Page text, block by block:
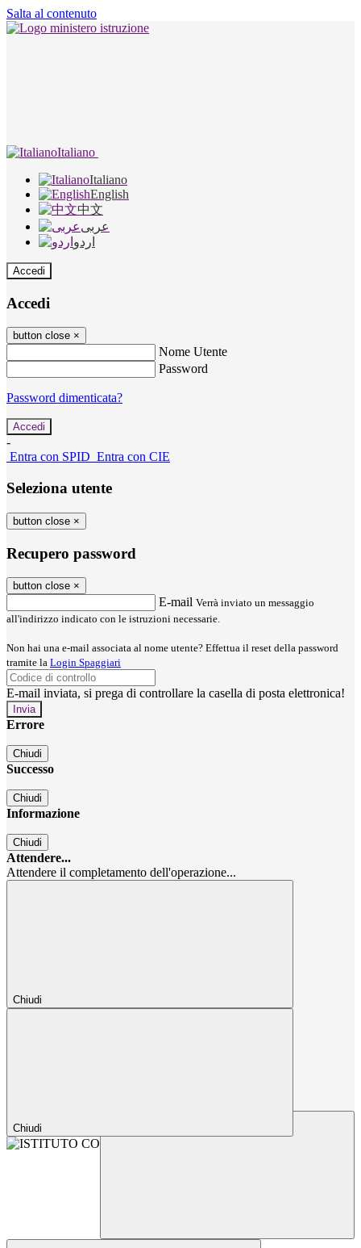
Salta al contenuto
Italiano
Italiano
English
中文
عربى
اردو
Accedi
Accedi
button close ×
Nome Utente
Password
Password dimenticata?
-
Entra con SPID Entra con CIE
Seleziona utente
button close ×
Recupero password
button close ×
E-mail Verrà inviato un messaggio
all'indirizzo indicato con le istruzioni necessarie.
Non hai una e-mail associata al nome utente? Effettua il reset della password
tramite la Login Spaggiari
E-mail inviata, si prega di controllare la casella di posta elettronica!
Errore
Chiudi
Successo
Chiudi
Informazione
Chiudi
Attendere...
Attendere il completamento dell'operazione...
Chiudi
Chiudi